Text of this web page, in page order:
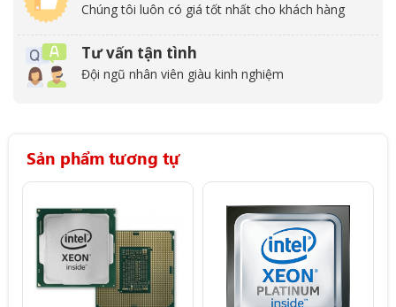
Chúng tôi luôn có giá tốt nhất cho khách hàng
Tư vấn tận tình
Đội ngũ nhân viên giàu kinh nghiệm
Sản phẩm tương tự